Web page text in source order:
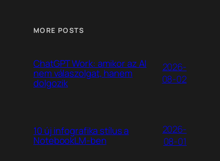
MORE POSTS
ChatGPT Work: amikor az AI
nem válaszolgat, hanem
dolgozik
2026-
08-02
10 új infografika stílus a
NotebookLM-ben
2026-
08-01